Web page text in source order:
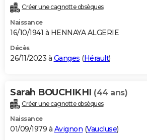
Créer une cagnotte obsèques
Naissance
16/10/1941 à HENNAYA ALGERIE
Décès
26/11/2023 à Ganges (Hérault)
Sarah BOUCHIKHI (44 ans)
Créer une cagnotte obsèques
Naissance
01/09/1979 à Avignon (Vaucluse)